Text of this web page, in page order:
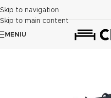
Skip to navigation
Skip to main content
MENIU